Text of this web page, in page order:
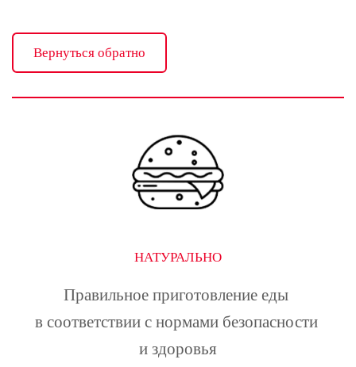
Вернуться обратно
НАТУРАЛЬНО
Правильное приготовление еды
в соответствии с нормами безопасности
и здоровья